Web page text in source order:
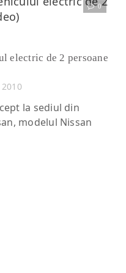
0
complet
electric de 2 persoane
la sediul din
modelul Nissan